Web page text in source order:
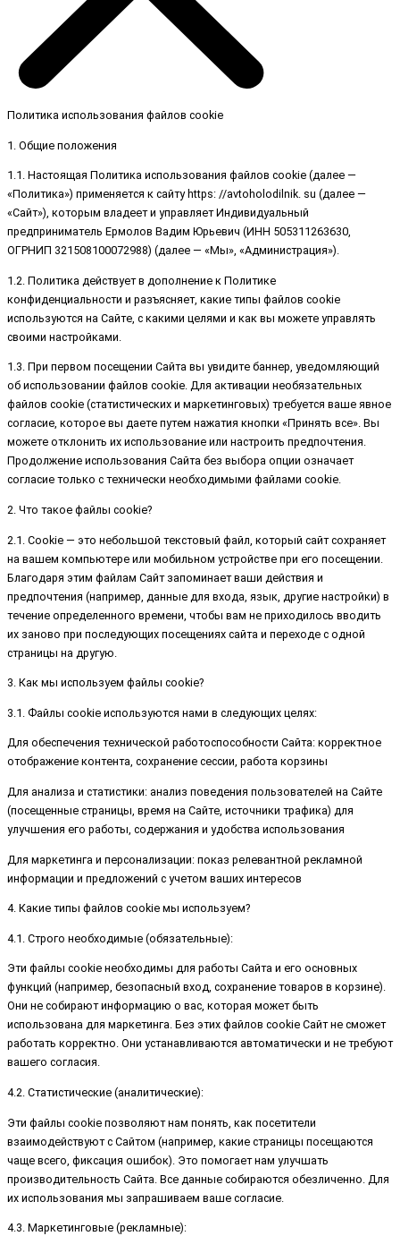
Политика использования файлов cookie
1. Общие положения
1.1. Настоящая Политика использования файлов cookie (далее —
«Политика») применяется к сайту https: //avtoholodilnik. su (далее —
«Сайт»), которым владеет и управляет Индивидуальный
предприниматель Ермолов Вадим Юрьевич (ИНН 505311263630,
ОГРНИП 321508100072988) (далее — «Мы», «Администрация»).
1.2. Политика действует в дополнение к Политике
конфиденциальности и разъясняет, какие типы файлов cookie
используются на Сайте, с какими целями и как вы можете управлять
своими настройками.
1.3. При первом посещении Сайта вы увидите баннер, уведомляющий
об использовании файлов cookie. Для активации необязательных
файлов cookie (статистических и маркетинговых) требуется ваше явное
согласие, которое вы даете путем нажатия кнопки «Принять все». Вы
можете отклонить их использование или настроить предпочтения.
Продолжение использования Сайта без выбора опции означает
согласие только с технически необходимыми файлами cookie.
2. Что такое файлы cookie?
2.1. Cookie — это небольшой текстовый файл, который сайт сохраняет
на вашем компьютере или мобильном устройстве при его посещении.
Благодаря этим файлам Сайт запоминает ваши действия и
предпочтения (например, данные для входа, язык, другие настройки) в
течение определенного времени, чтобы вам не приходилось вводить
их заново при последующих посещениях сайта и переходе с одной
страницы на другую.
3. Как мы используем файлы cookie?
3.1. Файлы cookie используются нами в следующих целях:
Для обеспечения технической работоспособности Сайта: корректное
отображение контента, сохранение сессии, работа корзины
Для анализа и статистики: анализ поведения пользователей на Сайте
(посещенные страницы, время на Сайте, источники трафика) для
улучшения его работы, содержания и удобства использования
Для маркетинга и персонализации: показ релевантной рекламной
информации и предложений с учетом ваших интересов
4. Какие типы файлов cookie мы используем?
4.1. Строго необходимые (обязательные):
Эти файлы cookie необходимы для работы Сайта и его основных
функций (например, безопасный вход, сохранение товаров в корзине).
Они не собирают информацию о вас, которая может быть
использована для маркетинга. Без этих файлов cookie Сайт не сможет
работать корректно. Они устанавливаются автоматически и не требуют
вашего согласия.
4.2. Статистические (аналитические):
Эти файлы cookie позволяют нам понять, как посетители
взаимодействуют с Сайтом (например, какие страницы посещаются
чаще всего, фиксация ошибок). Это помогает нам улучшать
производительность Сайта. Все данные собираются обезличенно. Для
их использования мы запрашиваем ваше согласие.
4.3. Маркетинговые (рекламные):